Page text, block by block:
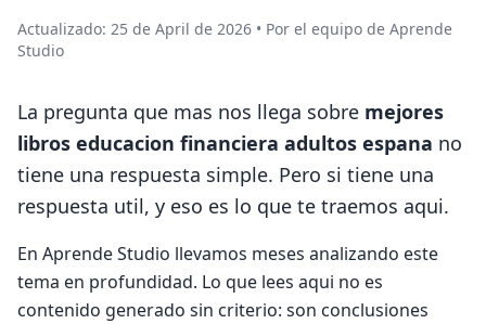
Actualizado: 25 de April de 2026 • Por el equipo de Aprende
Studio
La pregunta que mas nos llega sobre mejores
libros educacion financiera adultos espana no
tiene una respuesta simple. Pero si tiene una
respuesta util, y eso es lo que te traemos aqui.
En Aprende Studio llevamos meses analizando este
tema en profundidad. Lo que lees aqui no es
contenido generado sin criterio: son conclusiones